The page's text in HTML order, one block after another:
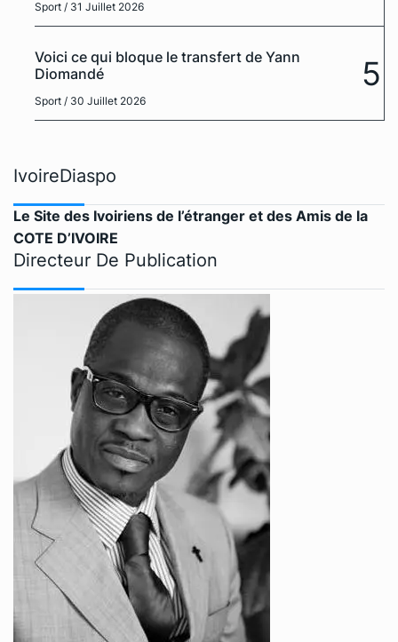
Sport / 31 Juillet 2026
Voici ce qui bloque le transfert de Yann
Diomandé
Sport / 30 Juillet 2026
5
IvoireDiaspo
Le Site des Ivoiriens de l’étranger et des Amis de la
COTE D’IVOIRE
Directeur De Publication